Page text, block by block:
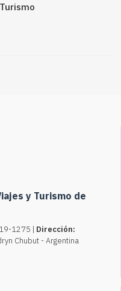
y Turismo de
1275 | Dirección:
Chubut - Argentina